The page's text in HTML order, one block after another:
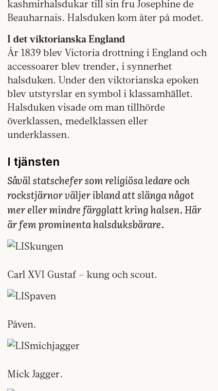
kashmirhalsdukar till sin fru Josephine de
Beauharnais. Halsduken kom åter på modet.
I det viktorianska England
År 1839 blev Victoria drottning i England och
accessoarer blev trender, i synnerhet
halsduken. Under den viktorianska­ epoken
blev utstyrslar en symbol i klassamhället.
Halsduken visade om man tillhörde
överklassen, medelklassen eller
underklassen.
I tjänsten
Såväl statschefer som religiösa ledare och
rockstjärnor väljer ibland att slänga något
mer eller mindre färgglatt kring halsen. Här
är fem promin­enta halsduksbärare.
Carl XVI Gustaf – kung och scout.
Påven.
Mick Jagger.